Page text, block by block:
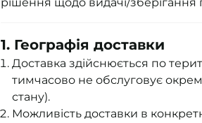
1. Географія доставки
Доставка здійснюється по
тимчасово не обслуговує
стану).
Можливість доставки в